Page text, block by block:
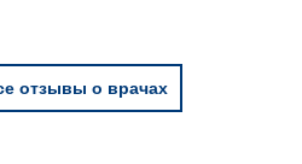
состояний
отзывы о врачах